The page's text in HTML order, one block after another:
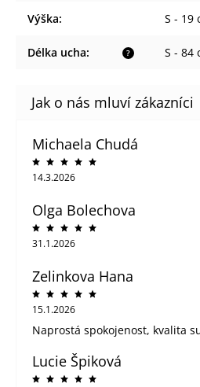
Výška: S - 19
?
Délka ucha: S - 84
Michaela Chudá
14.3.2026
Olga Bolechova
31.1.2026
Zelinkova Hana
15.1.2026
Naprostá spokojenost, kvalita
Lucie Špiková